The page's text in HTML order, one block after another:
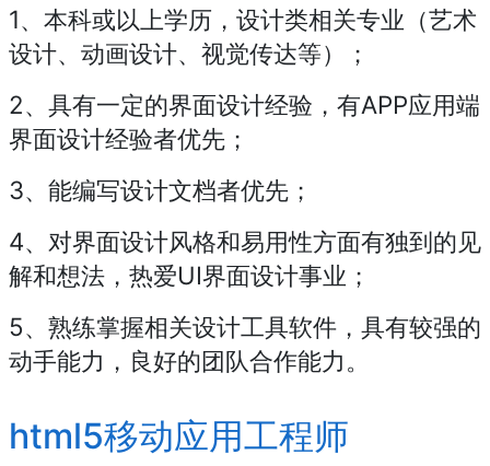
1、本科或以上学历，设计类相关专业（艺术
设计、动画设计、视觉传达等）；
2、具有一定的界面设计经验，有APP应用端
界面设计经验者优先；
3、能编写设计文档者优先；
4、对界面设计风格和易用性方面有独到的见
解和想法，热爱UI界面设计事业；
5、熟练掌握相关设计工具软件，具有较强的
动手能力，良好的团队合作能力。
html5移动应用工程师